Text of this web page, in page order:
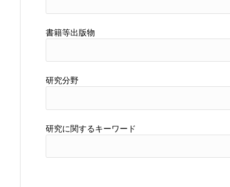
書籍等出版物
研究分野
研究に関するキーワード